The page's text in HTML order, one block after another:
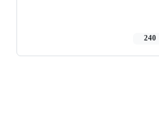
240